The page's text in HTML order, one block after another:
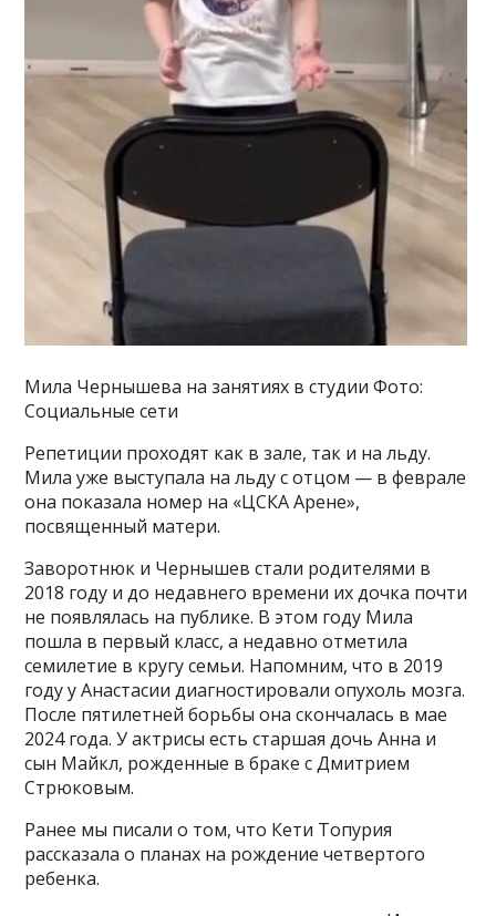
Мила Чернышева на занятиях в студии Фото:
Социальные сети
Репетиции проходят как в зале, так и на льду.
Мила уже выступала на льду с отцом — в феврале
она показала номер на «ЦСКА Арене»,
посвященный матери.
Заворотнюк и Чернышев стали родителями в
2018 году и до недавнего времени их дочка почти
не появлялась на публике. В этом году Мила
пошла в первый класс, а недавно отметила
семилетие в кругу семьи. Напомним, что в 2019
году у Анастасии диагностировали опухоль мозга.
После пятилетней борьбы она скончалась в мае
2024 года. У актрисы есть старшая дочь Анна и
сын Майкл, рожденные в браке с Дмитрием
Стрюковым.
Ранее мы писали о том, что Кети Топурия
рассказала о планах на рождение четвертого
ребенка.